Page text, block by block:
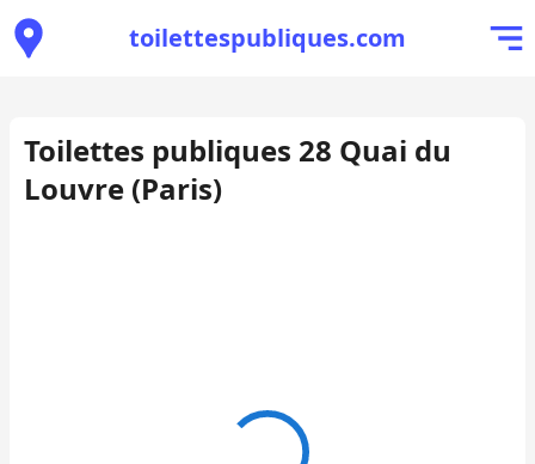
toilettespubliques.com
Toilettes publiques 28 Quai du
Louvre (Paris)